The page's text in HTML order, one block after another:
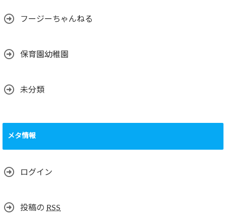
フージーちゃんねる
保育園幼稚園
未分類
メタ情報
ログイン
投稿の RSS